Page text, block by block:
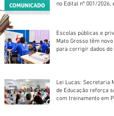
no Edital nº 001/2026,
Escolas públicas e
Mato Grosso têm
para corrigir dados do
Lei Lucas: Secretaria
de Educação reforça
com treinamento em